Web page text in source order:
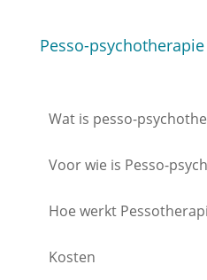
Pesso-psychotherapie
Wat is pesso-
Voor wie is Pesso-
Hoe werkt
Kosten